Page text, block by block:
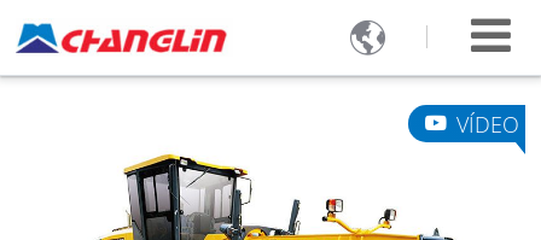

VÍDEO